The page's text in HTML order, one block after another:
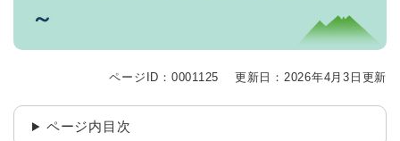
～
ページID：0001125 更新日：2026年4月3日更新
ページ内目次